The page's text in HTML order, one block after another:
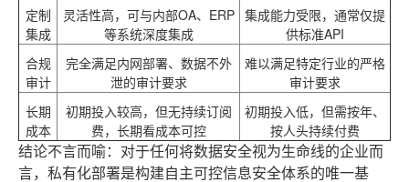
定制
集成
灵活性高，可与内部OA、ERP
等系统深度集成
集成能力受限，通常仅提
供标准API
合规
审计
完全满足内网部署、数据不外
泄的审计要求
难以满足特定行业的严格
审计要求
长期
成本
初期投入较高，但无持续订阅
费，长期看成本可控
初期投入低，但需按年、
按人头持续付费
结论不言而喻：对于任何将数据安全视为生命线的企业而
言，私有化部署是构建自主可控信息安全体系的唯一基